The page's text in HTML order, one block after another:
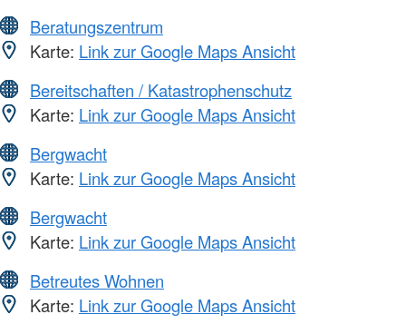
Beratungszentrum
Karte: Link zur Google Maps Ansicht
Bereitschaften / Katastrophenschutz
Karte: Link zur Google Maps Ansicht
Bergwacht
Karte: Link zur Google Maps Ansicht
Bergwacht
Karte: Link zur Google Maps Ansicht
Betreutes Wohnen
Karte: Link zur Google Maps Ansicht